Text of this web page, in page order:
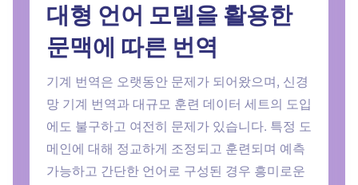
대형 언어 모델을 활용한
문맥에 따른 번역
기계 번역은 오랫동안 문제가 되어왔으며, 신경
망 기계 번역과 대규모 훈련 데이터 세트의 도입
에도 불구하고 여전히 문제가 있습니다. 특정 도
메인에 대해 정교하게 조정되고 훈련되며 예측
가능하고 간단한 언어로 구성된 경우 흥미로운